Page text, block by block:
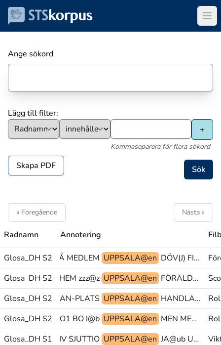
Ange sökord
Lägg till filter:
Kommaseparera för flera sökord
Skapa PDF
« Föregående Nästa »
Radnamn Annotering
Glosa_DH S2
PRO1 OCKSÅ MEDLEM UPPSALA@en DÖV(J) FISK(L) förening@&
Glosa_DH S2
ÅKA BEGE-SIG-HEM zzz@z UPPSALA@en FÖRÄLDRAR(J) PAPPA PEK
Glosa_DH S2
BORTA-ANNAN-PLATS UPPSALA@en HANDLA(ml) KLÄDER MEN
Glosa_DH S2OBJPRO1 BO I@b UPPSALA@en MEN MEN LÅTA-VARA
Glosa_DH S1
OK@b AKTIV SJUTTIO UPPSALA@en JA@ub UPPSALA@en MÖTE(S)